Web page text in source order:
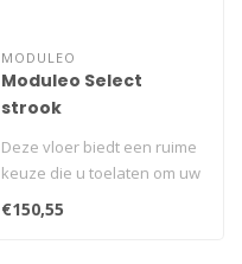
MODULEO
Moduleo Select
strook
Deze vloer biedt een ruime
keuze die u toelaten om uw
unieke ruimte te creëren..
€150,55